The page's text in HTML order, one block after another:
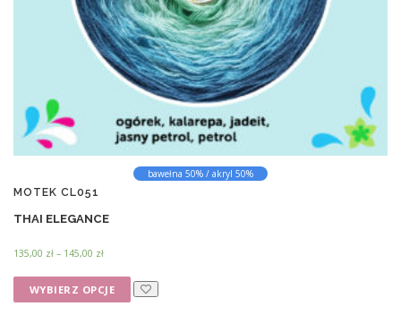
bawełna 50% / akryl 50%
MOTEK CL051
THAI ELEGANCE
135,00 zł – 145,00 złZ
r
WYBIERZ OPCJE
e